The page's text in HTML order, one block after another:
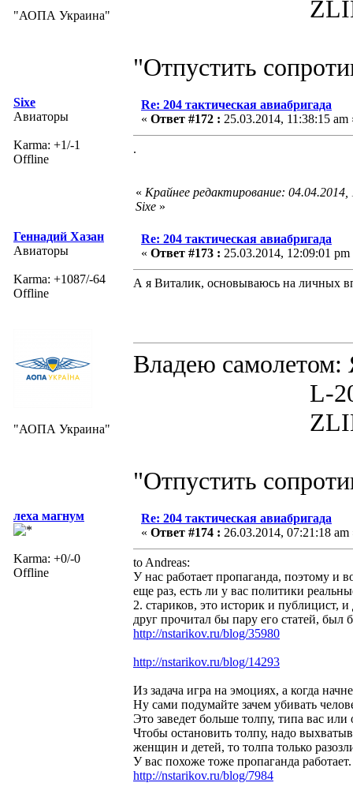
"АОПА Украина" ZLIN 526
"Отпустить
Sixe
Авиаторы
Karma: +1/-1
Offline
Re: 204 тактическая авиабригада
« Ответ #172 : 25.03.2014, 11:38:15 am
.
« Крайнее редактирование:
Sixe »
Геннадий Хазан
Авиаторы
Karma: +1087/-64
Offline
"АОПА Украина"
Re: 204 тактическая авиабригада
« Ответ #173 : 25.03.2014, 12:09:01 pm
А я Виталик, основываюсь на личных
Владею
L-200D
ZLIN 526
"Отпустить
леха магнум
Karma: +0/-0
Offline
Re: 204 тактическая авиабригада
« Ответ #174 : 26.03.2014, 07:21:18 am
to Andreas:
У нас работает пропаганда, поэтому и
еще раз, есть ли у вас политики
2. стариков, это историк и публицист,
друг прочитал бы пару его статей, был
http://nstarikov.ru/blog/35980
http://nstarikov.ru/blog/14293
Из задача игра на эмоциях, а когда
Ну сами подумайте зачем убивать
Это заведет больше толпу, типа вас или
Чтобы остановить толпу, надо
женщин и детей, то толпа только
У вас похоже тоже пропаганда
http://nstarikov.ru/blog/7984